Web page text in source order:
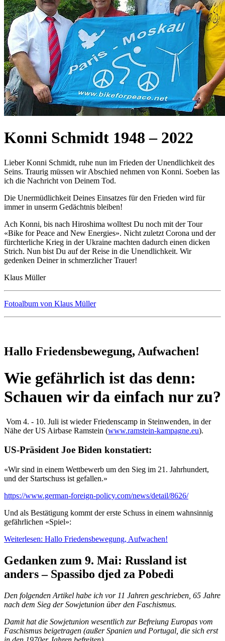
Konni Schmidt 1948 – 2022
Lieber Konni Schmidt, ruhe nun im Frieden der Unendlichkeit des
Seins. Traurig müssen wir Abschied nehmen von Konni. Soeben las
ich die Nachricht von Deinem Tod.
Die Unermüdlichkeit Deines Einsatzes für den Frieden wird für
immer in unserm Gedächtnis bleiben!
Ach Konni, bis nach Hiroshima wolltest Du noch mit der Tour
«Bike for Peace and New Energies». Nicht zuletzt Corona und der
fürchterliche Krieg in der Ukraine machten dadurch einen dicken
Strich. Nun bist Du auf der Reise in die Unendlichkeit. Wir
gedenken Deiner in schmerzlicher Trauer!
Klaus Müller
Fotoalbum von Klaus Müller
Hallo Friedensbewegung, Aufwachen!
Wie gefährlich ist das denn:
Schauen wir da einfach nur zu?
Vom 4. - 10. Juli ist wieder Friedenscamp in Steinwenden, in der
Nähe der US Airbase Ramstein (www.ramstein-kampagne.eu).
US-Präsident Joe Biden konstatiert:
«Wir sind in einem Wettbewerb um den Sieg im 21. Jahrhundert,
und der Startschuss ist gefallen.»
https://www.german-foreign-policy.com/news/detail/8626/
Und als Bestätigung kommt der erste Schuss in einem wahnsinnig
gefährlichen «Spiel»:
Weiterlesen: Hallo Friedensbewegung, Aufwachen!
Gedanken zum 9. Mai: Russland ist
anders – Spassibo djed za Pobedi
Den folgenden Artikel habe ich vor 11 Jahren geschrieben, 65 Jahre
nach dem Sieg der Sowjetunion über den Faschismus.
Damit hat die Sowjetunion wesentlich zur Befreiung Europas vom
Faschismus beigetragen (außer Spanien und Portugal, die sich erst